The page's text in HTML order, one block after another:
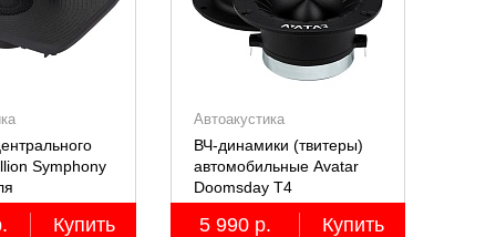
Symphony
Lixiang Li-
Купить
Автоакустика
ВЧ-динамики (твитеры)
автомобильные Avatar
Doomsday Т4
5 990 р. Купить